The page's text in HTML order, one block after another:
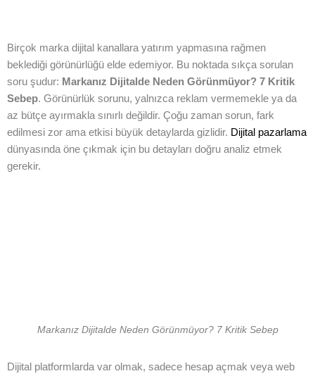
Birçok marka dijital kanallara yatırım yapmasına rağmen
beklediği görünürlüğü elde edemiyor. Bu noktada sıkça sorulan
soru şudur: Markanız Dijitalde Neden Görünmüyor? 7 Kritik
Sebep. Görünürlük sorunu, yalnızca reklam vermemekle ya da
az bütçe ayırmakla sınırlı değildir. Çoğu zaman sorun, fark
edilmesi zor ama etkisi büyük detaylarda gizlidir. Dijital pazarlama
dünyasında öne çıkmak için bu detayları doğru analiz etmek
gerekir.
Markanız Dijitalde Neden Görünmüyor? 7 Kritik Sebep
Dijital platformlarda var olmak, sadece hesap açmak veya web